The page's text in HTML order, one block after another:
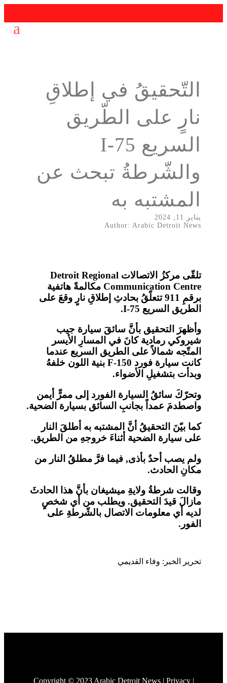
التّحقيقُ في إطلاقِ
نارٍ على الطّريق
السريع I-75
والشّرطةُ تبحث عن
المشتبه به
يناير 11, 2024
Author: Arabic Detroit News
تلقّى مركزُ الاتصالات Detroit Regional
Communication Centre مكالمةً هاتفية
برقمِ 911 تتعلّقُ بحادثِ إطلاقِ نارٍ وقعَ على
الطريق السريع I-75.
وأظهرَ التحقيق بأنَّ سائقَ سيارة جيب
شيروكي رمادية كانَ في المسارِ الأيسر
المتّجه شمالاً على الطريق السريع عندما
كانت سيارة فورد F-150 بنية اللون خلفهُ
وبدأت بتشغيلِ الأضواء.
وتحرّكَ سائقُ السيارة الفورد إلى ممرٍّ أيمن
واصطدمَ عمداً بجانبِ السائق بسيارة الضحية.
كما بيّنَ التحقيقُ أنَّ المشتبه به أطلقَ النار
على سيارة الضحية أثناءَ خروجهِ من الطريق.
ولم يصب أحدٌ بأذى, فيما فرَّ مطلقُ النار من
مكانِ الحادث.
وقالت شرطةُ ولايةِ ميشيغان بأنَّ هذا الحادثَ
مازالَ قيدَ التحقيق. ويطلب من أي شخصٍ
لديه أي معلومات الاتصال بالشّرطةِ على
الفور.
تحرير الخبر: وفاء القديمي
Copyright © 2023 Arabic Detroit News | Privacy|